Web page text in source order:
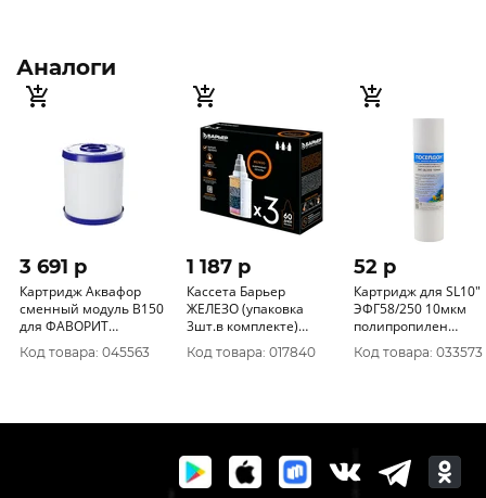
Аналоги
3 691 p
Картридж Аквафор
сменный модуль В150
для ФАВОРИТ
АКВАФОР
Код товара: 045563
1 187 p
Кассета Барьер
ЖЕЛЕЗО (упаковка
3шт.в комплекте)
(ресурс 350л.)
Код товара: 017840
52 p
Картридж для SL10"
ЭФГ58/250 10мкм
полипропилен
Посейдон уп.50/1шт.
Код товара: 033573